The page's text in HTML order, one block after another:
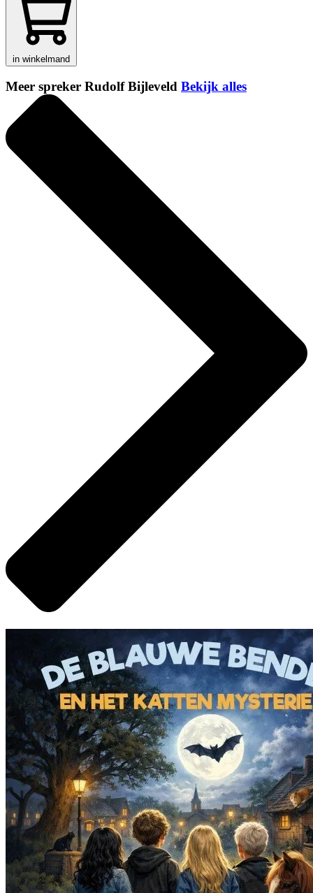
in winkelmand
Meer spreker Rudolf Bijleveld Bekijk alles